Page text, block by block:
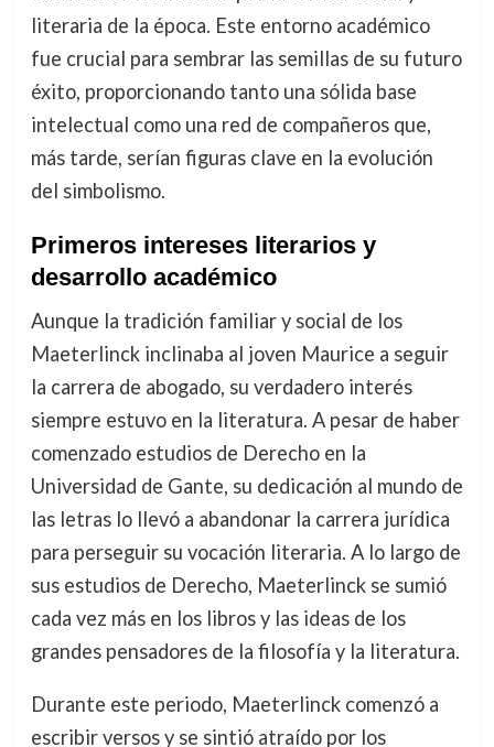
literaria de la época. Este entorno académico
fue crucial para sembrar las semillas de su futuro
éxito, proporcionando tanto una sólida base
intelectual como una red de compañeros que,
más tarde, serían figuras clave en la evolución
del simbolismo.
Primeros intereses literarios y
desarrollo académico
Aunque la tradición familiar y social de los
Maeterlinck inclinaba al joven Maurice a seguir
la carrera de abogado, su verdadero interés
siempre estuvo en la literatura. A pesar de haber
comenzado estudios de Derecho en la
Universidad de Gante, su dedicación al mundo de
las letras lo llevó a abandonar la carrera jurídica
para perseguir su vocación literaria. A lo largo de
sus estudios de Derecho, Maeterlinck se sumió
cada vez más en los libros y las ideas de los
grandes pensadores de la filosofía y la literatura.
Durante este periodo, Maeterlinck comenzó a
escribir versos y se sintió atraído por los